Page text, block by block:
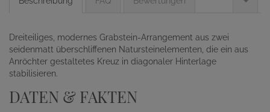
Dreiteiliges, modernes Grabstein-Arrangement aus zwei
seidenmatt überschliffenen Natursteinelementen, die ein aus
Anröchter gestaltetes Kreuz in diagonaler Hinterlage
stabilisieren.
DATEN & FAKTEN